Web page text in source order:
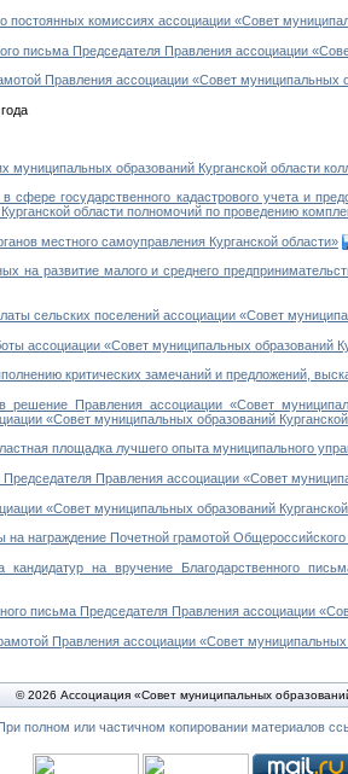
комиссиях ассоциации «Совет
письма Председателя Правления ассоциации
Правления ассоциации «Совет муниципальных
образований Курганской области
государственного кадастрового учета и
области полномочий по проведению
местного самоуправления Курганской области»
на развитие малого и среднего
сельских поселений ассоциации «Совет
ассоциации «Совет муниципальных образований
критических замечаний и предложений,
Правления ассоциации «Совет
«Совет муниципальных образований
площадка лучшего опыта муниципального
Правления ассоциации «Совет
«Совет муниципальных образований
награждение Почетной грамотой
на вручение Благодарственного
письма Председателя Правления ассоциации
Правления ассоциации «Совет муниципальных
© 2026 Ассоциация «Совет муниципальных
полном или частичном копировании материалов